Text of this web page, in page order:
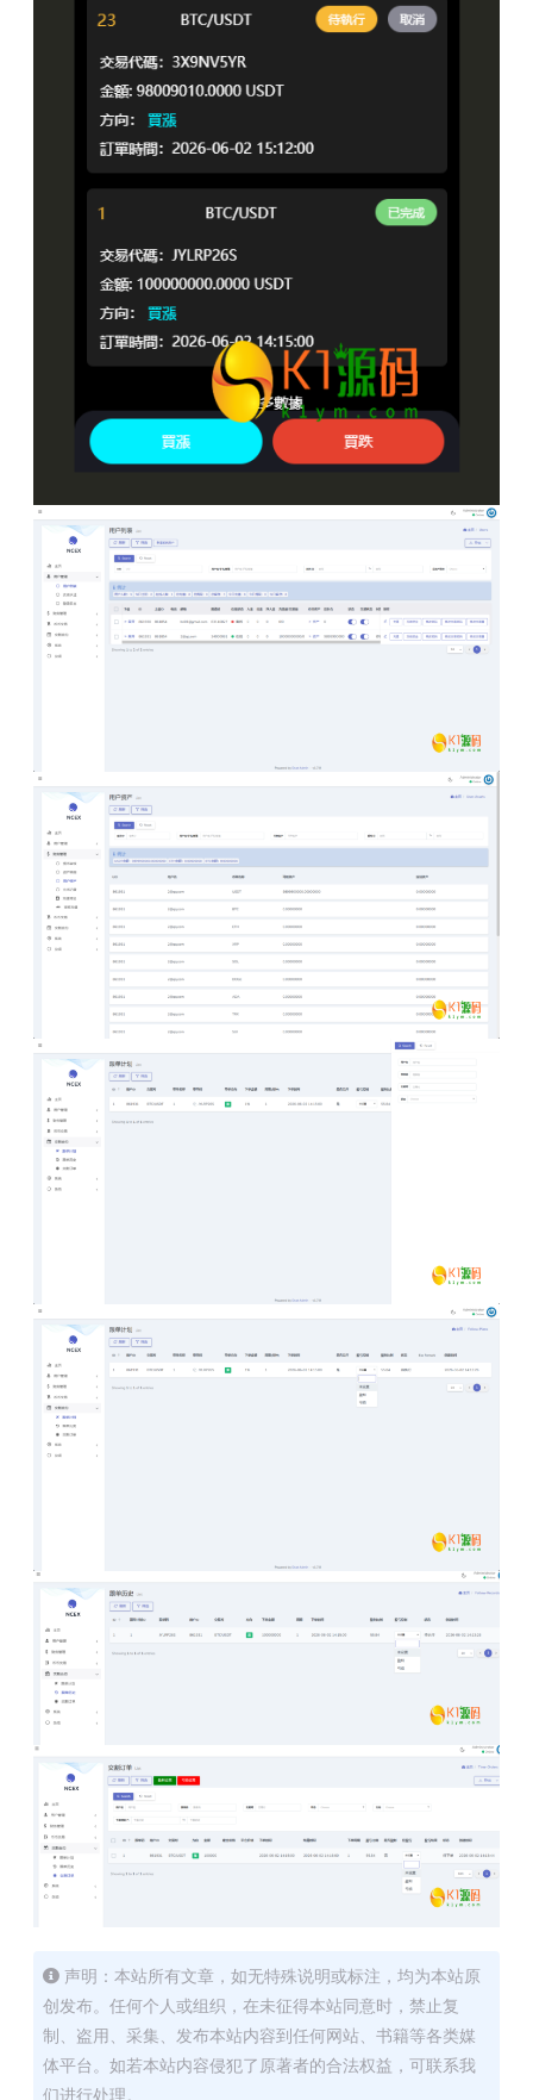
声明：本站所有文章，如无特殊说明或标注，均为本站原
创发布。任何个人或组织，在未征得本站同意时，禁止复
制、盗用、采集、发布本站内容到任何网站、书籍等各类媒
体平台。如若本站内容侵犯了原著者的合法权益，可联系我
们进行处理。